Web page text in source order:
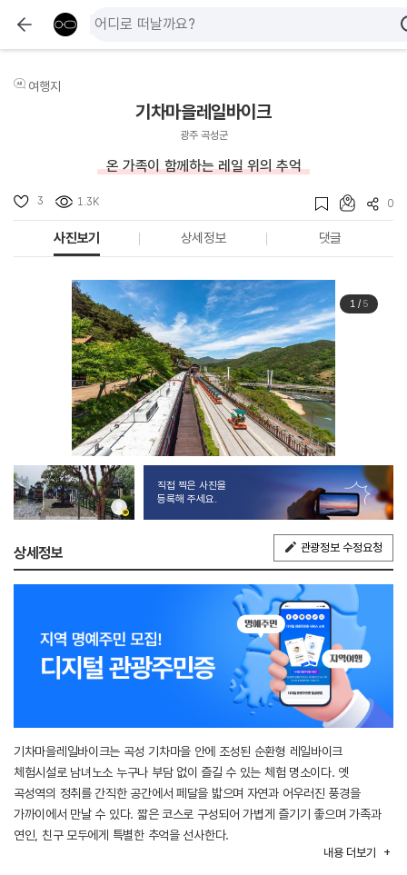
여행지
기차마을레일바이크
광주 곡성군
온 가족이 함께하는 레일 위의 추억
3 1.3K 0
사진보기 상세정보 댓글
1/ 5
직접 찍은 사진을
등록해 주세요.
상세정보 관광정보 수정요청
기차마을레일바이크는 곡성 기차마을 안에 조성된 순환형 레일바이크
체험시설로 남녀노소 누구나 부담 없이 즐길 수 있는 체험 명소이다. 옛
곡성역의 정취를 간직한 공간에서 페달을 밟으며 자연과 어우러진 풍경을
가까이에서 만날 수 있다. 짧은 코스로 구성되어 가볍게 즐기기 좋으며 가족과
연인, 친구 모두에게 특별한 추억을 선사한다.
레일바이크는 현장에서 선착순으로 이용할 수 있다. 따뜻한 햇살과 푸른 자연을
내용 더보기